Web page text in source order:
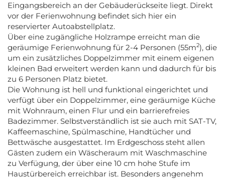
Eingangsbereich an der Gebäuderückseite liegt. Direkt
vor der Ferienwohnung befindet sich hier ein
reservierter Autoabstellplatz.
Über eine zugängliche Holzrampe erreicht man die
geräumige Ferienwohnung für 2-4 Personen (55m2), die
um ein zusätzliches Doppelzimmer mit einem eigenen
kleinen Bad erweitert werden kann und dadurch für bis
zu 6 Personen Platz bietet.
Die Wohnung ist hell und funktional eingerichtet und
verfügt über ein Doppelzimmer, eine geräumige Küche
mit Wohnraum, einen Flur und ein barrierefreies
Badezimmer. Selbstverständlich ist sie auch mit SAT-TV,
Kaffeemaschine, Spülmaschine, Handtücher und
Bettwäsche ausgestattet. Im Erdgeschoss steht allen
Gästen zudem ein Wäscheraum mit Waschmaschine
zu Verfügung, der über eine 10 cm hohe Stufe im
Haustürbereich erreichbar ist. Besonders angenehm